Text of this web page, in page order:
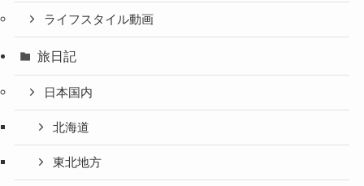
ライフスタイル動画
旅日記
日本国内
北海道
東北地方